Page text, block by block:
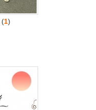
(1)